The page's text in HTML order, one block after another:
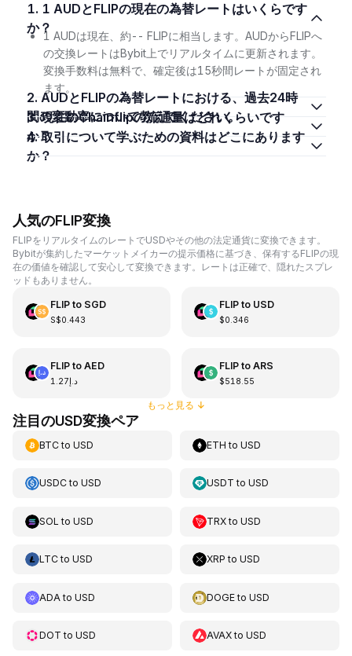
1. 1 AUDとFLIPの現在の為替レートはいくらです
か？
1 AUDは現在、約-- FLIPに相当します。AUDからFLIPへ
の交換レートはBybit上でリアルタイムに更新されます。
変換手数料は無料で、確定後は15秒間レートが固定され
ます。
2. AUDとFLIPの為替レートにおける、過去24時
間の変動率について教えてください。
3. 現在のChainflipの流通量はどれくらいです
か？
4. 取引について学ぶための資料はどこにあります
か？
人気のFLIP変換
FLIPをリアルタイムのレートでUSDやその他の法定通貨に変換できます。
Bybitが集約したマーケットメイカーの提示価格に基づき、保有するFLIPの現
在の価値を確認して安心して変換できます。レートは正確で、隠れたスプレ
ッドもありません。
FLIPto SGD
S$0.443
FLIPto USD
$0.346
FLIPto AED
د.إ1.27
FLIPto ARS
$518.55
もっと見る ↓
注目のUSD変換ペア
BTCto USD ETH toUSD
USDCto USD USDT toUSD
SOL to USD TRXtoUSD
LTCto USD XRP toUSD
ADA to USD DOGEtoUSD
DOT to USD AVAXtoUSD